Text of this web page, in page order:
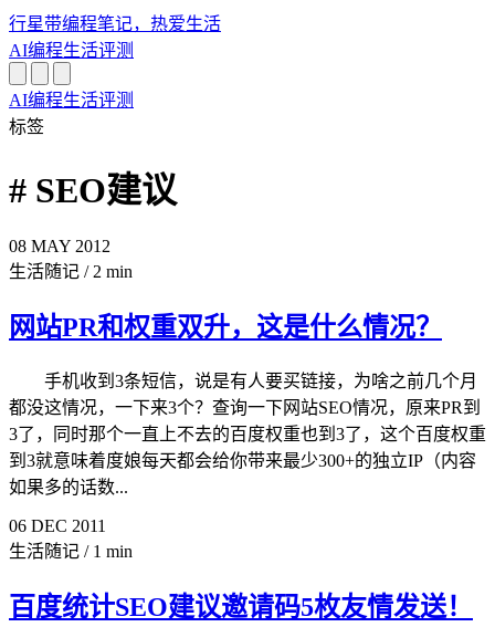
行星带编程笔记，热爱生活
AI编程生活评测
AI编程生活评测
标签
# SEO建议
08 MAY 2012
生活随记 / 2 min
网站PR和权重双升，这是什么情况？
手机收到3条短信，说是有人要买链接，为啥之前几个月
都没这情况，一下来3个？查询一下网站SEO情况，原来PR到
3了，同时那个一直上不去的百度权重也到3了，这个百度权重
到3就意味着度娘每天都会给你带来最少300+的独立IP（内容
如果多的话数...
06 DEC 2011
生活随记 / 1 min
百度统计SEO建议邀请码5枚友情发送！